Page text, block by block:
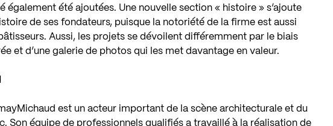
également été ajoutées. Une nouvelle section « histoire » s’ajoute
de ses fondateurs, puisque la notoriété de la firme est aussi
Aussi, les projets se dévoilent différemment par le biais
et d’une galerie de photos qui les met davantage en valeur.
est un acteur important de la scène architecturale et du
Son équipe de professionnels qualifiés a travaillé à la réalisation de